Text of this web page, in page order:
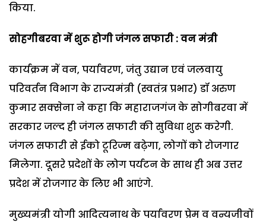
किया.
सोहगीबरवा में शुरू होगी जंगल सफारी : वन मंत्री
कार्यक्रम में वन, पर्यावरण, जंतु उद्यान एवं जलवायु
परिवर्तन विभाग के राज्यमंत्री (स्वतंत्र प्रभार) डॉ अरुण
कुमार सक्सेना ने कहा कि महाराजगंज के सोगीबरवा में
सरकार जल्द ही जंगल सफारी की सुविधा शुरू करेगी.
जंगल सफारी से ईको टूरिज्म बढ़ेगा, लोगों को रोजगार
मिलेगा. दूसरे प्रदेशों के लोग पर्यटन के साथ ही अब उत्तर
प्रदेश में रोजगार के लिए भी आएंगे.
मुख्यमंत्री योगी आदित्यनाथ के पर्यावरण प्रेम व वन्यजीवों